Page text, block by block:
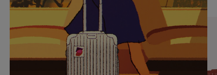
SIE,
UM
ANZUHALTEN
AUFHEBEN
DER
STUMMSCHALTUNG